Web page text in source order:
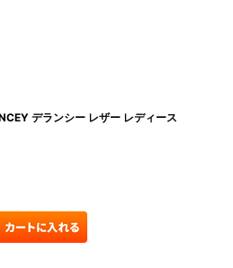
デランシー レザー レディース